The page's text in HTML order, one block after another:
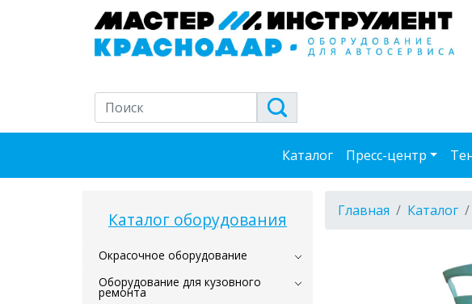
Каталог Пресс-центр
Каталог оборудования
Окрасочное оборудование
Оборудование для кузовного
ремонта
Главная Каталог